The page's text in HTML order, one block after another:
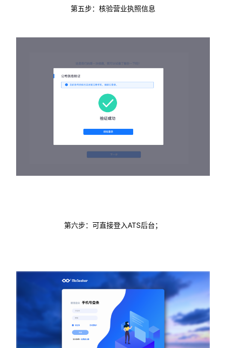
第五步：核验营业执照信息
第六步：可直接登入ATS后台；